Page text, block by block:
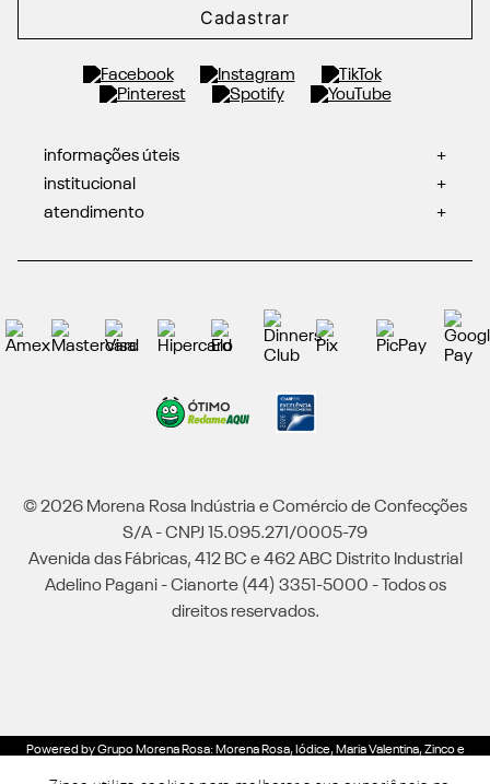
Cadastrar
informações úteis
+
institucional
+
atendimento
+
© 2026 Morena Rosa Indústria e Comércio de Confecções
S/A - CNPJ 15.095.271/0005-79
Avenida das Fábricas, 412 BC e 462 ABC Distrito Industrial
Adelino Pagani - Cianorte (44) 3351-5000 - Todos os
direitos reservados.
Powered by Grupo Morena Rosa: Morena Rosa, Iódice, Maria Valentina, Zinco e